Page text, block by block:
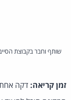
שותף וחבר בקבוצת
זמן קריאה: דקה